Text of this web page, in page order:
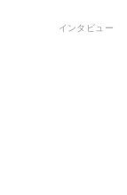
インタビュー